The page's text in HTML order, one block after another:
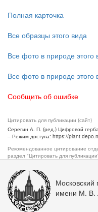
Полная карточка
Все образцы этого вида
Все фото в природе этого
Все фото в природе этого
Сообщить об ошибке
Цитировать для публикации (сайт)
Серегин А. П. (ред.) Цифровой
– Режим доступа: https://
Рекомендованное цитирование
раздел "Цитировать для
Московский
имени М. В.